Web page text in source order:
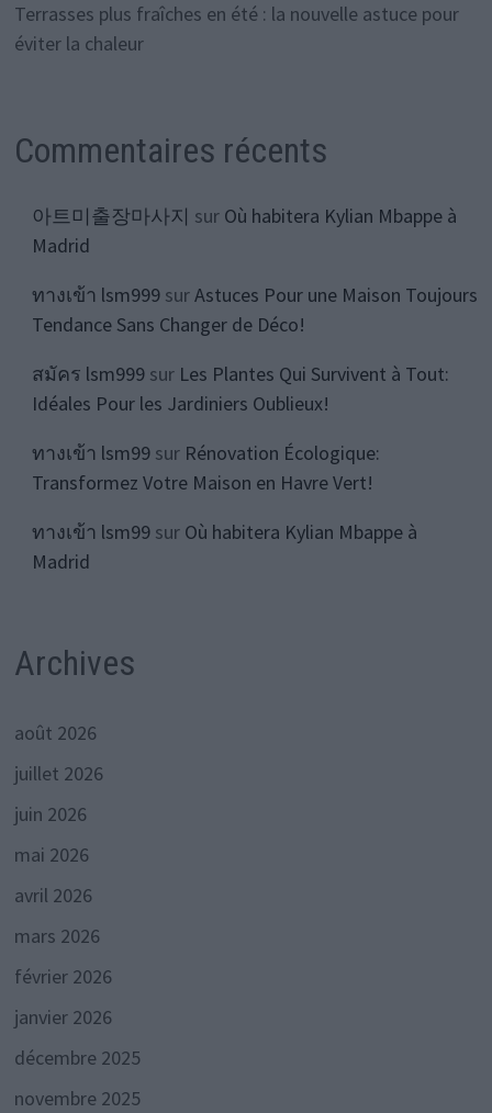
Terrasses plus fraîches en été : la nouvelle astuce pour
éviter la chaleur
Commentaires récents
아트미출장마사지 sur Où habitera Kylian Mbappe à
Madrid
ทางเข้า lsm999surAstuces Pour une Maison Toujours
Tendance Sans Changer de Déco!
สมัคร lsm999sur Les Plantes Qui Survivent à Tout:
Idéales Pour les Jardiniers Oublieux!
ทางเข้า lsm99sur Rénovation Écologique:
Transformez Votre Maison en Havre Vert!
ทางเข้า lsm99sur Où habitera Kylian Mbappe à
Madrid
Archives
août 2026
juillet 2026
juin 2026
mai 2026
avril 2026
mars 2026
février 2026
janvier 2026
décembre 2025
novembre 2025